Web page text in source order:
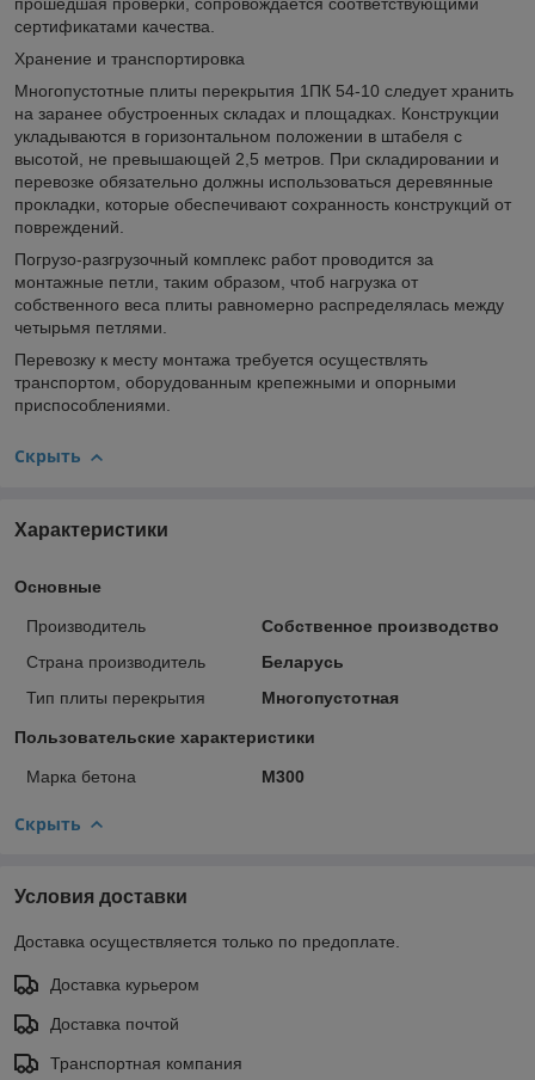
прошедшая проверки, сопровождается соответствующими
сертификатами качества.
Хранение и транспортировка
Многопустотные плиты перекрытия 1ПК 54-10 следует хранить
на заранее обустроенных складах и площадках. Конструкции
укладываются в горизонтальном положении в штабеля с
высотой, не превышающей 2,5 метров. При складировании и
перевозке обязательно должны использоваться деревянные
прокладки, которые обеспечивают сохранность конструкций от
повреждений.
Погрузо-разгрузочный комплекс работ проводится за
монтажные петли, таким образом, чтоб нагрузка от
собственного веса плиты равномерно распределялась между
четырьмя петлями.
Перевозку к месту монтажа требуется осуществлять
транспортом, оборудованным крепежными и опорными
приспособлениями.
Скрыть
Характеристики
Основные
Производитель
Собственное производство
Страна производитель
Беларусь
Тип плиты перекрытия
Многопустотная
Пользовательские характеристики
Марка бетона M300
Скрыть
Условия доставки
Доставка осуществляется только по предоплате.
Доставка курьером
Доставка почтой
Транспортная компания